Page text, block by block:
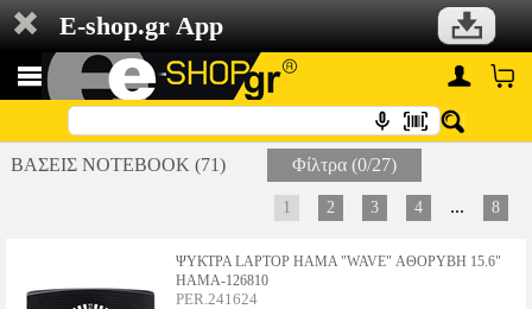
E-shop.gr App
ΒΑΣΕΙΣ NOTEBOOK (71) Φίλτρα (0/27)
1 2 3 4 ... 8
ΨΥΚΤΡΑ LAPTOP HAMA "WAVE" ΑΘΟΡΥΒΗ 15.6"
HAMA-126810
PER.241624